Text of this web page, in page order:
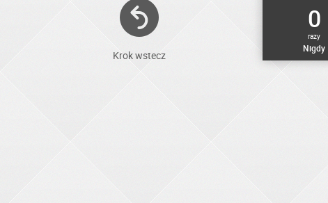
Krok wstecz
0
razy
Nigdy